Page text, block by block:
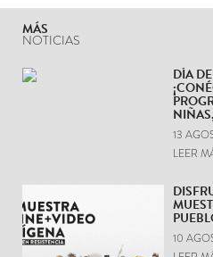
EL MUSEO
NOTICIAS
MÁS
NOTICIAS
DÍA
13
LEER
10